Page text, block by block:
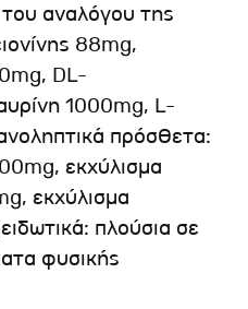
αναλόγου της
88mg,
DL-
1000mg, L-
πρόσθετα:
εκχύλισμα
εκχύλισμα
πλούσια σε
φυσικής